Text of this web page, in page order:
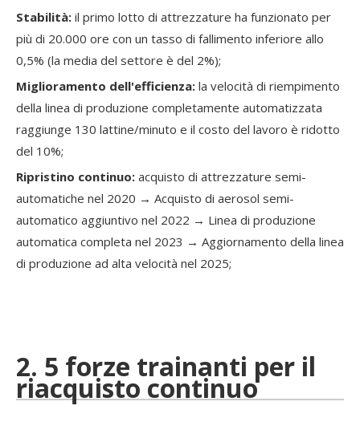
Stabilità: il primo lotto di attrezzature ha funzionato per
più di 20.000 ore con un tasso di fallimento inferiore allo
0,5% (la media del settore è del 2%);
Miglioramento dell'efficienza: la velocità di riempimento
della linea di produzione completamente automatizzata
raggiunge 130 lattine/minuto e il costo del lavoro è ridotto
del 10%;
Ripristino continuo: acquisto di attrezzature semi-
automatiche nel 2020 → Acquisto di aerosol semi-
automatico aggiuntivo nel 2022 → Linea di produzione
automatica completa nel 2023 → Aggiornamento della linea
di produzione ad alta velocità nel 2025;
2. 5 forze trainanti per il
riacquisto continuo